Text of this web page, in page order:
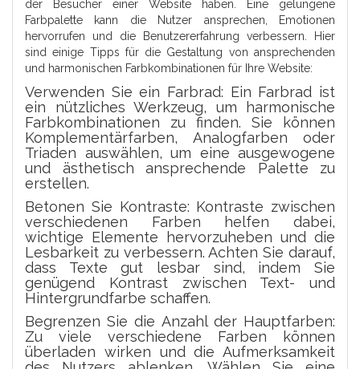
der Besucher einer Website haben. Eine gelungene
Farbpalette kann die Nutzer ansprechen, Emotionen
hervorrufen und die Benutzererfahrung verbessern. Hier
sind einige Tipps für die Gestaltung von ansprechenden
und harmonischen Farbkombinationen für Ihre Website:
Verwenden Sie ein Farbrad: Ein Farbrad ist
ein nützliches Werkzeug, um harmonische
Farbkombinationen zu finden. Sie können
Komplementärfarben, Analogfarben oder
Triaden auswählen, um eine ausgewogene
und ästhetisch ansprechende Palette zu
erstellen.
Betonen Sie Kontraste: Kontraste zwischen
verschiedenen Farben helfen dabei,
wichtige Elemente hervorzuheben und die
Lesbarkeit zu verbessern. Achten Sie darauf,
dass Texte gut lesbar sind, indem Sie
genügend Kontrast zwischen Text- und
Hintergrundfarbe schaffen.
Begrenzen Sie die Anzahl der Hauptfarben:
Zu viele verschiedene Farben können
überladen wirken und die Aufmerksamkeit